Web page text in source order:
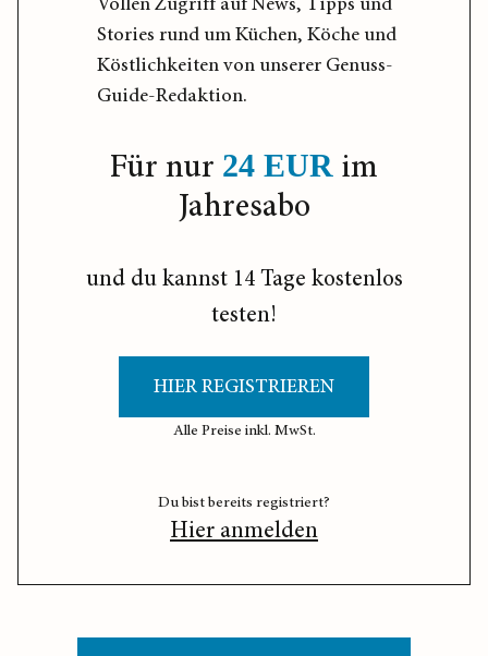
Stories rund um Küchen, Köche und
Köstlichkeiten von unserer Genuss-
Guide-Redaktion.
Für nur 24 EUR im
Jahresabo
und du kannst 14 Tage kostenlos
testen!
HIER REGISTRIEREN
Alle Preise inkl. MwSt.
Du bist bereits registriert?
Hier anmelden